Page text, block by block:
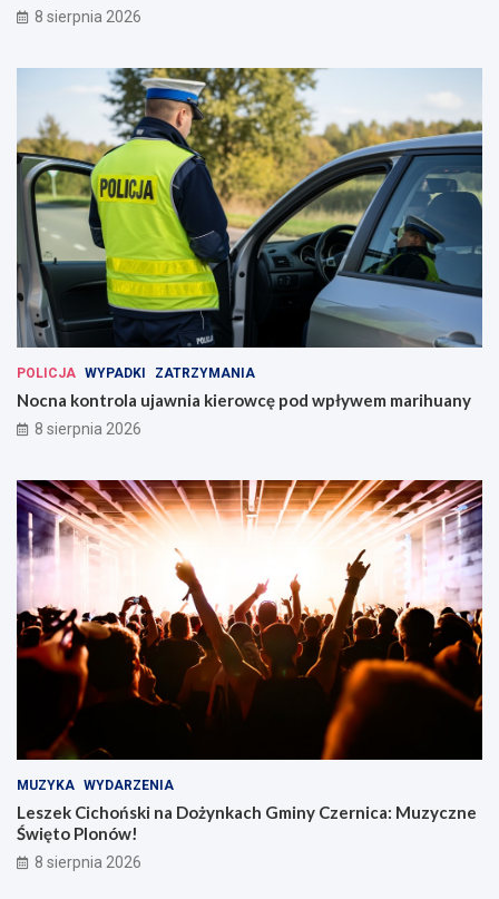
8 sierpnia 2026
POLICJA WYPADKI ZATRZYMANIA
Nocna kontrola ujawnia kierowcę pod wpływem marihuany
8 sierpnia 2026
MUZYKA WYDARZENIA
Leszek Cichoński na Dożynkach Gminy Czernica: Muzyczne
Święto Plonów!
8 sierpnia 2026